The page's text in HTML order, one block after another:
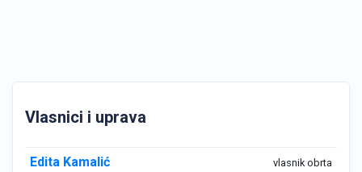
Vlasnici i uprava
Edita Kamalić vlasnik obrta